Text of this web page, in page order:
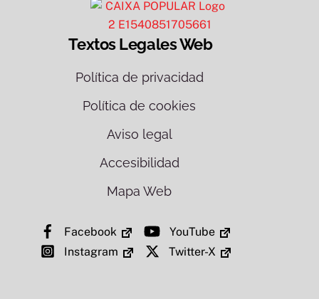
Textos Legales Web
Política de privacidad
Política de cookies
Aviso legal
Accesibilidad
Mapa Web
Facebook
YouTube
Instagram
Twitter-X